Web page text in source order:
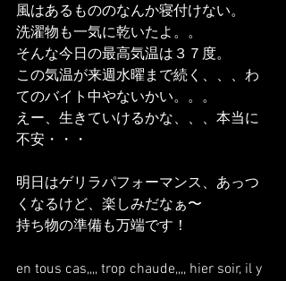
風はあるもののなんか寝付けない。
洗濯物も一気に乾いたよ。。
そんな今日の最高気温は３７度。
この気温が来週水曜まで続く、、、わ
てのバイト中やないかい。。。
えー、生きていけるかな、、、本当に
不安・・・
明日はゲリラパフォーマンス、あっつ
くなるけど、楽しみだなぁ〜
持ち物の準備も万端です！
en tous cas,,,, trop chaude,,,, hier soir, il y